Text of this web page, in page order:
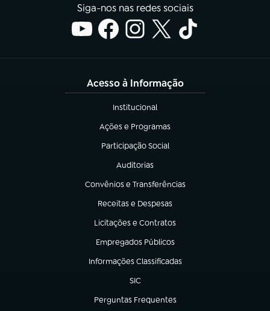
Siga-nos nas redes sociais
Acesso à Informação
Institucional
(abre em nova aba)
Ações e Programas
(abre em nova aba)
Participação Social
(abre em nova aba)
Auditorias
(abre em nova aba)
Convênios e Transferências
(abre em nova aba)
Receitas e Despesas
(abre em nova aba)
Licitações e Contratos
(abre em nova aba)
Empregados Públicos
(abre em nova aba)
Informações Classificadas
(abre em nova aba)
SIC
(abre em nova aba)
Perguntas Frequentes
(abre em nova aba)